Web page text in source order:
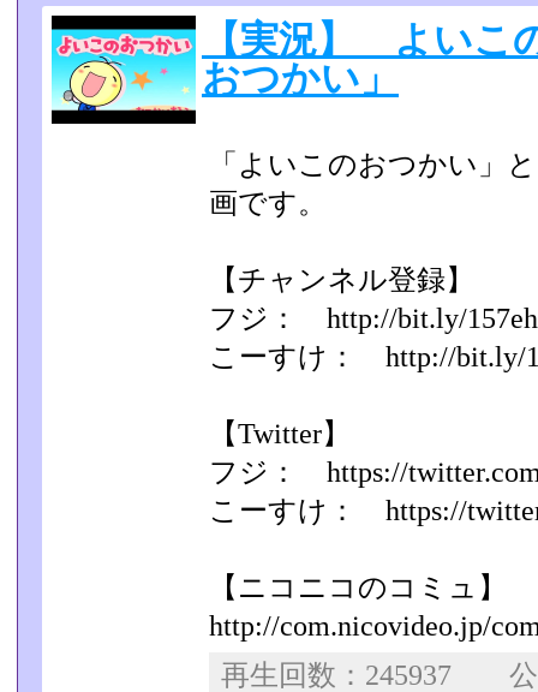
【実況】 よいこ
おつかい」
「よいこのおつかい」
画です。
【チャンネル登録】
フジ： http://bit.ly/
こーすけ： http://bit.ly/
【Twitter】
フジ： https://
こーすけ： https://
【ニコニコのコミュ】
http://com.nicovideo.jp/
再生回数：245937